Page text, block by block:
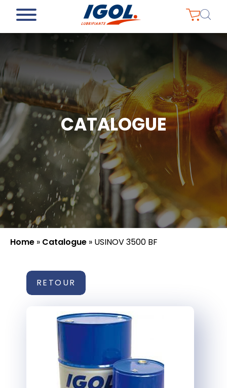
CATALOGUE
Home » Catalogue » USINOV 3500 BF
RETOUR